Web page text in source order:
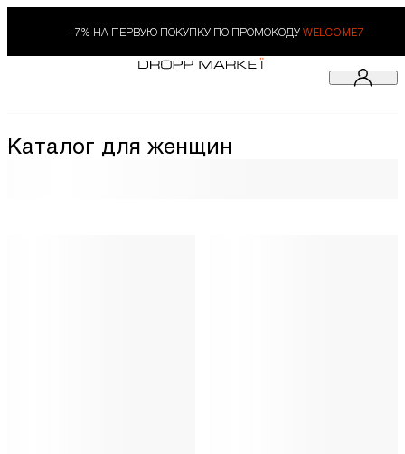
-7% НА ПЕРВУЮ ПОКУПКУ ПО ПРОМОКОДУ WELCOME7
Каталог для женщин